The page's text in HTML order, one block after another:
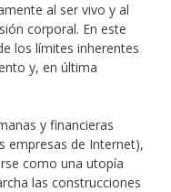
al ser vivo y al
corporal. En este
los límites inherentes
y, en última
y financieras
empresas de Internet),
como una utopía
las construcciones